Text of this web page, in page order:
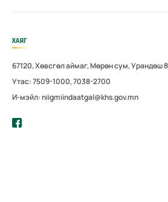
ХАЯГ
67120, Хөвсгөл аймаг, Мөрөн сум, Урандөш
Утас: 7509-1000, 7038-2700
И-мэйл: niigmiindaatgal@khs.gov.mn